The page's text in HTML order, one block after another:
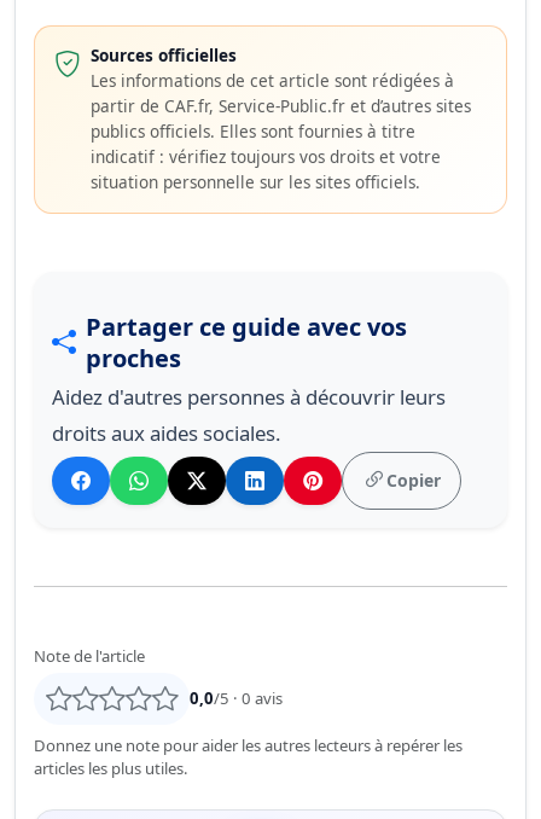
Sources officielles
Les informations de cet article sont rédigées à
partir de CAF.fr, Service-Public.fr et d’autres sites
publics officiels. Elles sont fournies à titre
indicatif : vérifiez toujours vos droits et votre
situation personnelle sur les sites officiels.
Partager ce guide avec vos
proches
Aidez d'autres personnes à découvrir leurs
droits aux aides sociales.
Copier
Note de l'article
0,0/5 ·0 avis
Donnez une note pour aider les autres lecteurs à repérer les
articles les plus utiles.